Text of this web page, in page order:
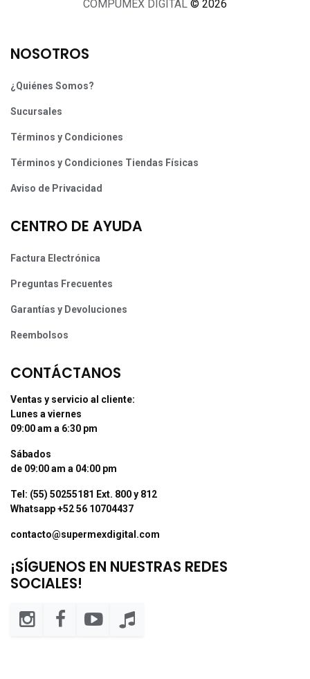
COMPUMEX DIGITAL © 2026
NOSOTROS
¿Quiénes Somos?
Sucursales
Términos y Condiciones
Términos y Condiciones Tiendas Físicas
Aviso de Privacidad
CENTRO DE AYUDA
Factura Electrónica
Preguntas Frecuentes
Garantías y Devoluciones
Reembolsos
CONTÁCTANOS
Ventas y servicio al cliente:
Lunes a viernes
09:00 am a 6:30 pm
Sábados
de 09:00 am a 04:00 pm
Tel: (55) 50255181 Ext. 800 y 812
Whatsapp +52 56 10704437
contacto@supermexdigital.com
¡SÍGUENOS EN NUESTRAS REDES
SOCIALES!